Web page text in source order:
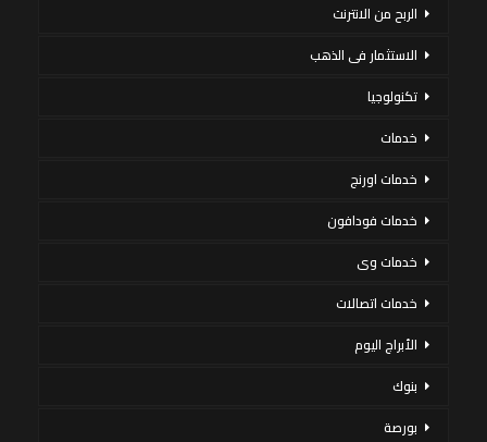
الربح من الانترنت
الاستثمار فى الذهب
تكنولوجيا
خدمات
خدمات اورنج
خدمات فودافون
خدمات وى
خدمات اتصالات
الأبراج اليوم
بنوك
بورصة